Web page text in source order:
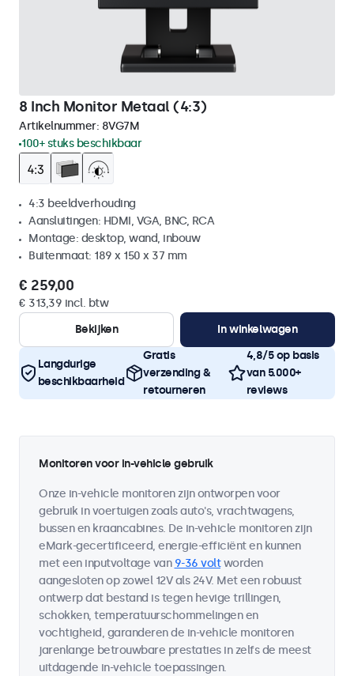
8 Inch Monitor Metaal (4:3)
Artikelnummer: 8VG7M
100+ stuks beschikbaar
4:3 beeldverhouding
Aansluitingen: HDMI, VGA, BNC, RCA
Montage: desktop, wand, inbouw
Buitenmaat: 189 x 150 x 37 mm
€ 259,00
€ 313,39 incl. btw
Bekijken
In winkelwagen
Langdurige
beschikbaarheid
Gratis
verzending &
retourneren
4,8/5 op basis
van 5.000+
reviews
Monitoren voor in-vehicle gebruik
Onze in-vehicle monitoren zijn ontworpen voor
gebruik in voertuigen zoals auto's, vrachtwagens,
bussen en kraancabines. De in-vehicle monitoren zijn
eMark-gecertificeerd, energie-efficiënt en kunnen
met een inputvoltage van 9-36 voltworden
aangesloten op zowel 12V als 24V. Met een robuust
ontwerp dat bestand is tegen hevige trillingen,
schokken, temperatuurschommelingen en
vochtigheid, garanderen de in-vehicle monitoren
jarenlange betrouwbare prestaties in zelfs de meest
uitdagende in-vehicle toepassingen.